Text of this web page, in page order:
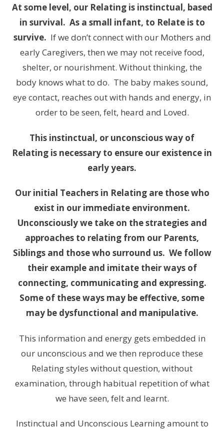
At some level, our Relating is instinctual, based
in survival. As a small infant, to Relate is to
survive. If we don’t connect with our Mothers and
early Caregivers, then we may not receive food,
shelter, or nourishment. Without thinking, the
body knows what to do. The baby makes sound,
eye contact, reaches out with hands and energy, in
order to be seen, felt, heard and Loved.
This instinctual, or unconscious way of
Relating is necessary to ensure our existence in
early years.
Our initial Teachers in Relating are those who
exist in our immediate environment.
Unconsciously we take on the strategies and
approaches to relating from our Parents,
Siblings and those who surround us. We follow
their example and imitate their ways of
connecting, communicating and expressing.
Some of these ways may be effective, some
may be dysfunctional and manipulative.
This information and energy gets embedded in
our unconscious and we then reproduce these
Relating styles without question, without
examination, through habitual repetition of what
we have seen, felt and learnt.
Instinctual and Unconscious Learning amount to